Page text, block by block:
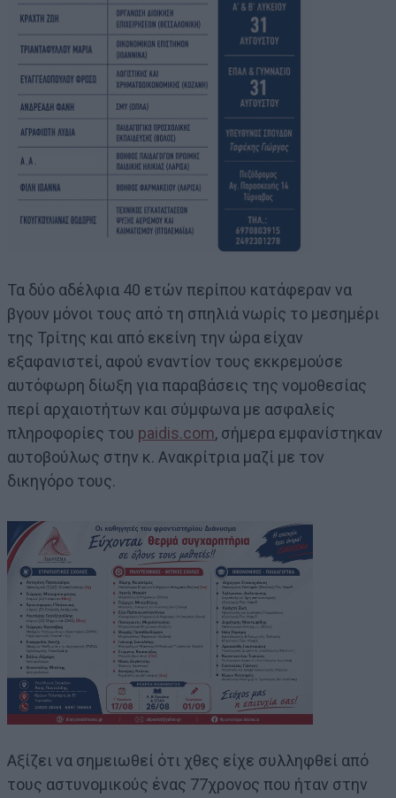
Τα δύο αδέλφια 40 ετών περίπου κατάφεραν να
βγουν μόνοι τους από τη σπηλιά νωρίς το μεσημέρι
της Τρίτης και από εκείνη την ώρα είχαν
εξαφανιστεί, αφού εναντίον τους εκκρεμούσε
αυτόφωρη δίωξη για παραβάσεις της νομοθεσίας
περί αρχαιοτήτων και σύμφωνα με ασφαλείς
πληροφορίες του paidis.com, σήμερα εμφανίστηκαν
αυτοβούλως στην κ. Ανακρίτρια μαζί με τον
δικηγόρο τους.
Αξίζει να σημειωθεί ότι χθες είχε συλληφθεί από
τους αστυνομικούς ένας 77χρονος που ήταν στην